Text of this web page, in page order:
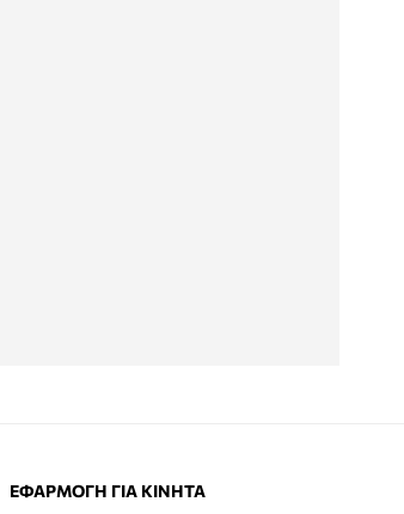
ΕΦΑΡΜΟΓΉ ΓΙΑ ΚΙΝΗΤΆ